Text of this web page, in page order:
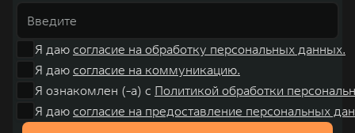
Я даю согласие на обработку персональных данных.
Я даю согласие на коммуникацию.
Я ознакомлен (-а) с Политикой обработки
Я даю согласие на предоставление персональных